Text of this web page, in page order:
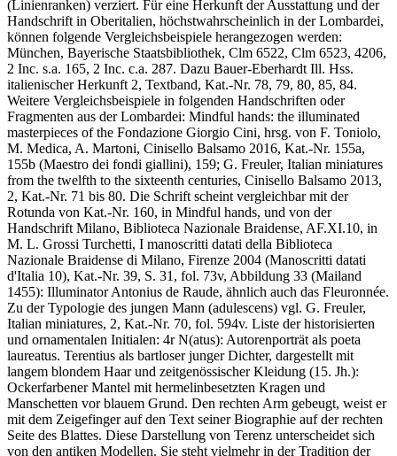
(Linienranken) verziert. Für eine Herkunft der Ausstattung und der
Handschrift in Oberitalien, höchstwahrscheinlich in der Lombardei,
können folgende Vergleichsbeispiele herangezogen werden:
München, Bayerische Staatsbibliothek, Clm 6522, Clm 6523, 4206,
2 Inc. s.a. 165, 2 Inc. c.a. 287. Dazu Bauer-Eberhardt Ill. Hss.
italienischer Herkunft 2, Textband, Kat.-Nr. 78, 79, 80, 85, 84.
Weitere Vergleichsbeispiele in folgenden Handschriften oder
Fragmenten aus der Lombardei: Mindful hands: the illuminated
masterpieces of the Fondazione Giorgio Cini, hrsg. von F. Toniolo,
M. Medica, A. Martoni, Cinisello Balsamo 2016, Kat.-Nr. 155a,
155b (Maestro dei fondi giallini), 159; G. Freuler, Italian miniatures
from the twelfth to the sixteenth centuries, Cinisello Balsamo 2013,
2, Kat.-Nr. 71 bis 80. Die Schrift scheint vergleichbar mit der
Rotunda von Kat.-Nr. 160, in Mindful hands, und von der
Handschrift Milano, Biblioteca Nazionale Braidense, AF.XI.10, in
M. L. Grossi Turchetti, I manoscritti datati della Biblioteca
Nazionale Braidense di Milano, Firenze 2004 (Manoscritti datati
d'Italia 10), Kat.-Nr. 39, S. 31, fol. 73v, Abbildung 33 (Mailand
1455): Illuminator Antonius de Raude, ähnlich auch das Fleuronnée.
Zu der Typologie des jungen Mann (adulescens) vgl. G. Freuler,
Italian miniatures, 2, Kat.-Nr. 70, fol. 594v. Liste der historisierten
und ornamentalen Initialen: 4r N(atus): Autorenporträt als poeta
laureatus. Terentius als bartloser junger Dichter, dargestellt mit
langem blondem Haar und zeitgenössischer Kleidung (15. Jh.):
Ockerfarbener Mantel mit hermelinbesetzten Kragen und
Manschetten vor blauem Grund. Den rechten Arm gebeugt, weist er
mit dem Zeigefinger auf den Text seiner Biographie auf der rechten
Seite des Blattes. Diese Darstellung von Terenz unterscheidet sich
von den antiken Modellen. Sie steht vielmehr in der Tradition der